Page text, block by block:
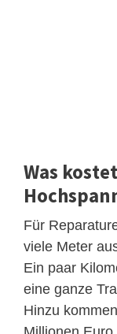
Was
Für
viele Meter
Ein paar
eine ganze
Hinzu